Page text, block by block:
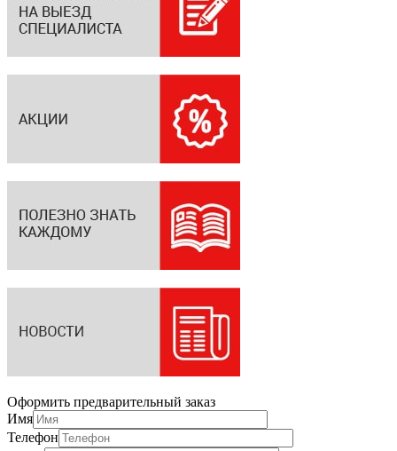
Оформить предварительный заказ
Имя
Телефон